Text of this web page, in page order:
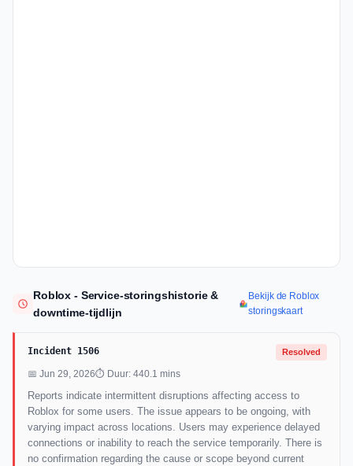
Roblox - Service-storingshistorie &
downtime-tijdlijn
Bekijk de Roblox
storingskaart
Incident 1506 Resolved
📅 Jun 29, 2026⏱ Duur: 440.1 mins
Reports indicate intermittent disruptions affecting access to
Roblox for some users. The issue appears to be ongoing, with
varying impact across locations. Users may experience delayed
connections or inability to reach the service temporarily. There is
no confirmation regarding the cause or scope beyond current